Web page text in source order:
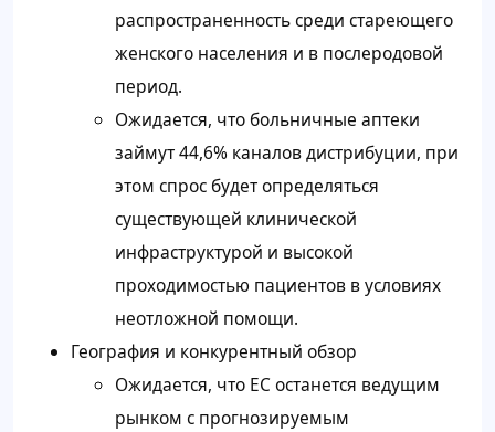
распространенность среди стареющего
женского населения и в послеродовой
период.
Ожидается, что больничные аптеки
займут 44,6% каналов дистрибуции, при
этом спрос будет определяться
существующей клинической
инфраструктурой и высокой
проходимостью пациентов в условиях
неотложной помощи.
География и конкурентный обзор
Ожидается, что ЕС останется ведущим
рынком с прогнозируемым